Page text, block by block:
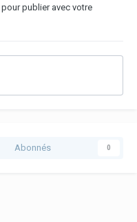
pour publier avec votre
Abonnés 0